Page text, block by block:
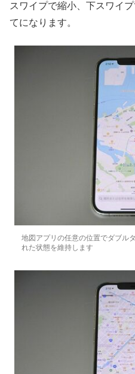
スワイプで縮小、下スワイ
てになります。
地図アプリの任意の位置でダブル
れた状態を維持します